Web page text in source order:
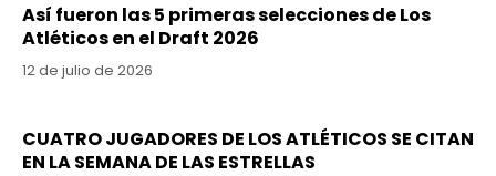
Así fueron las 5 primeras selecciones de Los
Atléticos en el Draft 2026
12 de julio de 2026
CUATRO JUGADORES DE LOS ATLÉTICOS SE CITAN
EN LA SEMANA DE LAS ESTRELLAS